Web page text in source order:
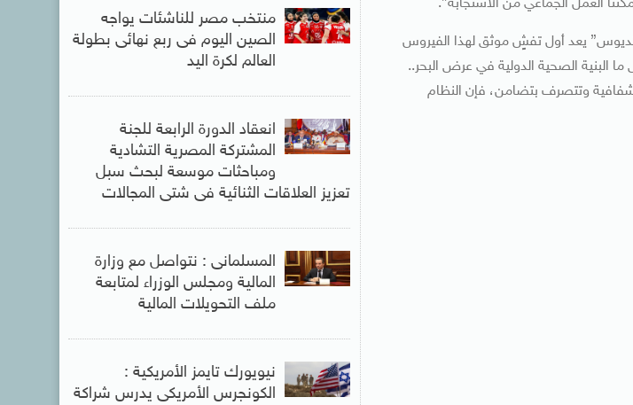
مكّننا العمل الجماعي من الاستجابة”.
يعد أول تفشٍ موثق لهذا الفيروس
البنية الصحية الدولية في عرض البحر..
بشفافية وتتصرف بتضامن، فإن النظام
منتخب مصر للناشئات يواجه
الصين اليوم فى ربع نهائى بطولة
العالم لكرة اليد
انعقاد الدورة الرابعة للجنة
المشتركة المصرية التشادية
ومباحثات موسعة لبحث سبل
تعزيز العلاقات الثنائية فى شتى المجالات
المسلمانى : نتواصل مع وزارة
المالية ومجلس الوزراء لمتابعة
ملف التحويلات المالية
نيويورك تايمز الأمريكية :
الكونجرس الأمريكى يدرس شراكة